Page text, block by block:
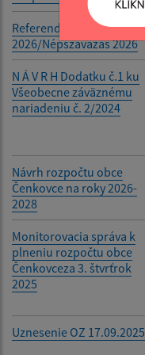
Referendum
2026/Népszavazás 2026
N Á V R H Dodatku č.1 ku
Všeobecne záväznému
nariadeniu č. 2/2024
Návrh rozpočtu obce
Čenkovce na roky 2026-
2028
Monitorovacia správa k
plneniu rozpočtu obce
Čenkovceza 3. štvrťrok
2025
Uznesenie OZ 17.09.2025